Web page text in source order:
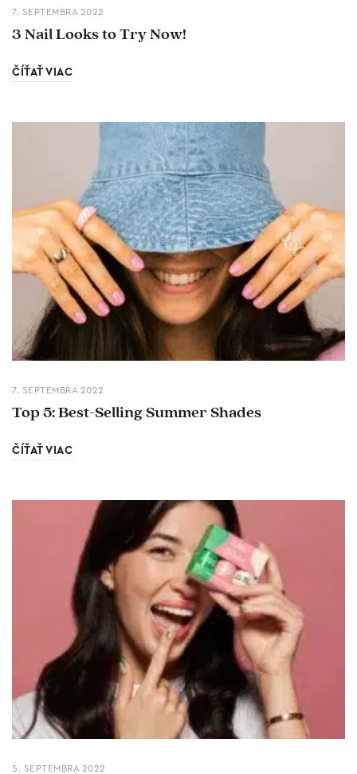
7. SEPTEMBRA 2022
3 Nail Looks to Try Now!
ČÍŤAŤ VIAC
7. SEPTEMBRA 2022
Top 5: Best-Selling Summer Shades
ČÍŤAŤ VIAC
5. SEPTEMBRA 2022